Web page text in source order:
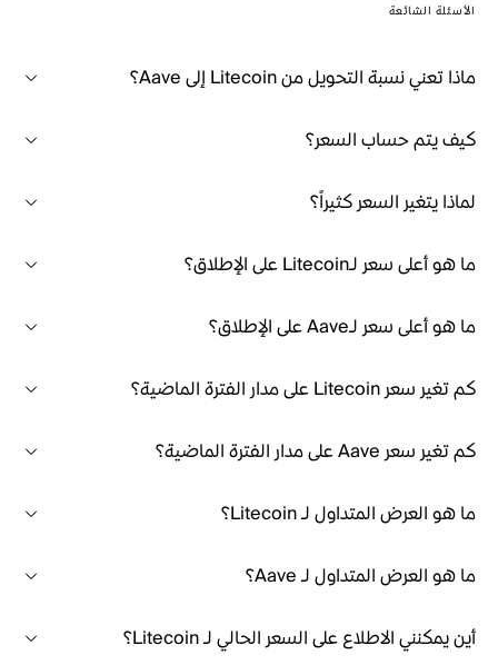
الأسئلة الشائعة
ماذا تعني نسبة التحويل من Litecoin إلى Aave؟
كيف يتم حساب السعر؟
لماذا يتغير السعر كثيراً؟
ما هو أعلى سعر لـLitecoin على الإطلاق؟
ما هو أعلى سعر لـAave على الإطلاق؟
كم تغير سعر Litecoin على مدار الفترة الماضية؟
كم تغير سعر Aave على مدار الفترة الماضية؟
ما هو العرض المتداول لـ Litecoin؟
ما هو العرض المتداول لـ Aave؟
أين يمكنني الاطلاع على السعر الحالي لـ Litecoin؟